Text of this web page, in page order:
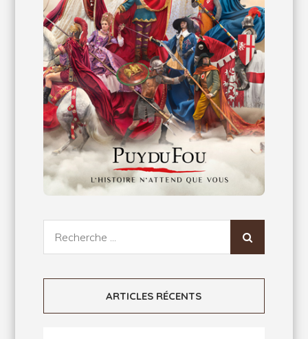
ARTICLES RÉCENTS